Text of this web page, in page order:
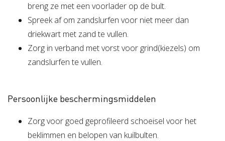
breng ze met een voorlader op de bult.
Spreek af om zandslurfen voor niet meer dan
driekwart met zand te vullen.
Zorg in verband met vorst voor grind(kiezels) om
zandslurfen te vullen.
Persoonlijke beschermingsmiddelen
Zorg voor goed geprofileerd schoeisel voor het
beklimmen en belopen van kuilbulten.